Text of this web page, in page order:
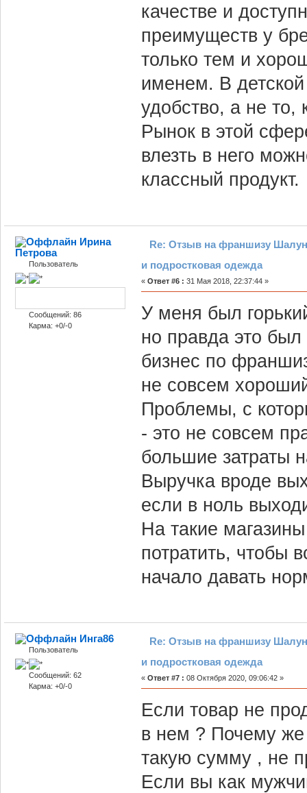
качестве и
преимуществ у
только тем и
именем. В
удобство, а не то,
Рынок в этой
влезть в него
классный продукт.
Ирина
Петрова
Пользователь
Сообщений: 86
Карма: +0/-0
Re: Отзыв на франшизу
и подростковая одежда
« Ответ #6 : 31 Мая 2018, 22:37:44 »
У меня был
но правда это
бизнес по
не совсем
Проблемы, с
- это не совсем
большие затраты
Выручка вроде
если в ноль
На такие
потратить, чтобы
начало давать
Инга86
Пользователь
Сообщений: 62
Карма: +0/-0
Re: Отзыв на франшизу
и подростковая одежда
« Ответ #7 : 08 Октября 2020, 09:06:42 »
Если товар не
в нем ? Почему же
такую сумму , не
Если вы как